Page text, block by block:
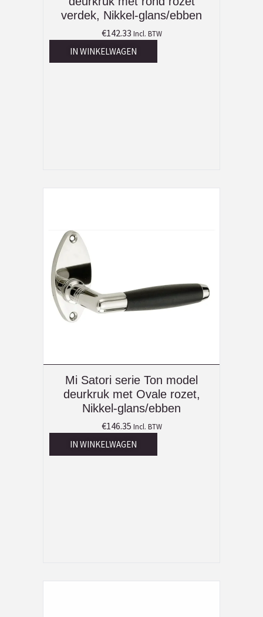
verdek, Nikkel-glans/ebben
€142.33 Incl. BTW
IN WINKELWAGEN
Mi Satori serie Ton model
deurkruk met Ovale rozet,
Nikkel-glans/ebben
€146.35 Incl. BTW
IN WINKELWAGEN